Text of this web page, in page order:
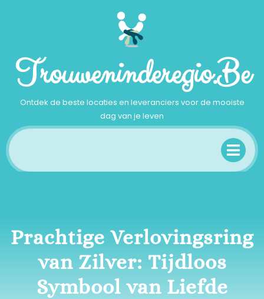
Trouweninderegio.be
Ontdek de beste locaties en leveranciers voor de mooiste
dag van je leven
Prachtige Verlovingsring
van Zilver: Tijdloos
Symbool van Liefde